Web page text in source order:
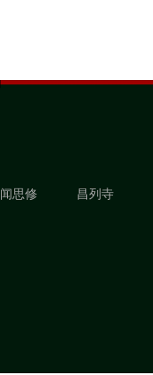
闻思修 昌列寺